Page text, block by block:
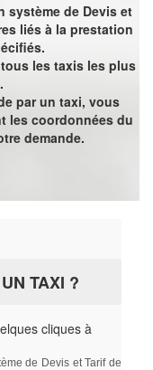
système de Devis et
liés à la prestation
les taxis les plus
par un taxi, vous
les coordonnées du
demande.
TAXI ?
cliques à
de Devis et Tarif de